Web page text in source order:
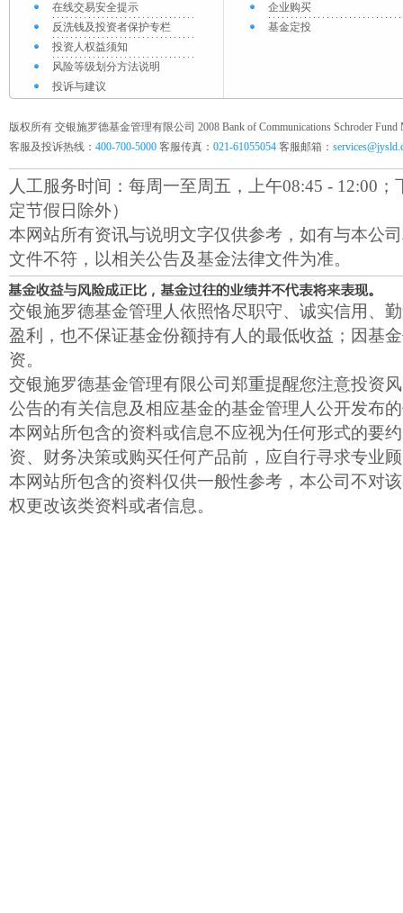
在线交易安全提示
反洗钱及投资者保护专栏
投资人权益须知
风险等级划分方法说明
投诉与建议
企业购买
基金定投
版权所有 交银施罗德基金管理有限公司 2008 Bank of Communications Schroder Fund
客服及投诉热线： 400-700-5000 客服传真： 021-61055054 客服邮箱：
人工服务时间：每周一至周五，上午08:45 - 12:00；
定节假日除外）
本网站所有资讯与说明文字仅供参考，如有与本公
文件不符，以相关公告及基金法律文件为准。
交银施罗德基金管理人依照恪尽职守、诚实信用、
盈利，也不保证基金份额持有人的最低收益；因基
资。
交银施罗德基金管理有限公司郑重提醒您注意投资
公告的有关信息及相应基金的基金管理人公开发布
本网站所包含的资料或信息不应视为任何形式的要
资、财务决策或购买任何产品前，应自行寻求专业
本网站所包含的资料仅供一般性参考，本公司不对
权更改该类资料或者信息。